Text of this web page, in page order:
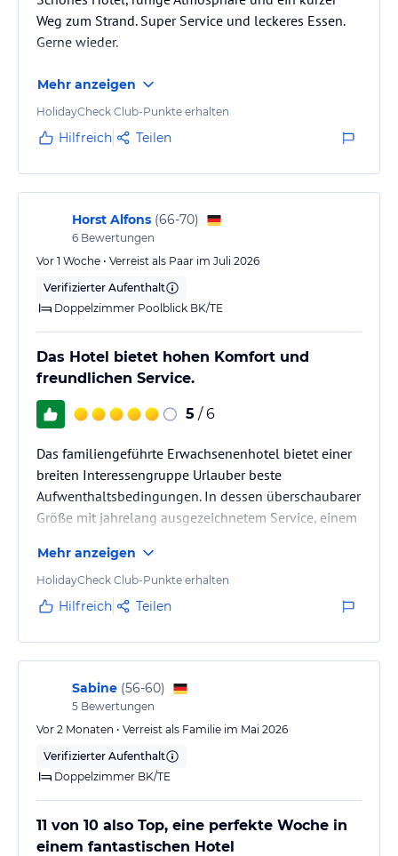
individuellen Buchung an. Buchen Sie beispielsweise das
Romantik-Paket und freuen Sie sich auf ein Arrangement aus
Rosenblättern, Wein und Schokolade in Ihrem Hotelzimmer für
gehören außerdem ein Fahrradverleih und eine Autovermietung,
sodass Sie die Umgebung auf eigene Faust erkunden können.
Hinweis: Allgemeine und unverbindliche
ohne Gewähr und ohne Prüfung durch HolidayCheck. Bitte
lies vor der Buchung die verbindlichen Angebotsdetailsdes
jeweiligen Veranstalters.
Weg zum Strand. Super Service und leckeres Essen.
Gerne wieder.
Mehr anzeigen
HolidayCheck Club-Punkte erhalten
Hilfreich Teilen
Horst Alfons (66-70)
6 Bewertungen
Vor 1 Woche • Verreist als Paar im Juli 2026
Verifizierter Aufenthalt
Doppelzimmer Poolblick BK/TE
Das Hotel bietet hohen Komfort und
freundlichen Service.
5 / 6
Das familiengeführte Erwachsenenhotel bietet einer
breiten Interessengruppe Urlauber beste
Aufwenthaltsbedingungen. In dessen überschaubarer
Größe mit jahrelang ausgezeichnetem Service, einem
Sportangeboten, 2 Pools, jeweils mit Balinesischen
Betten, gepflegten Zimmern mit funktionalen
Einrichtungen, angenehmste
Etwas negativ, das Gastroangebot eines Pools
(KIMERA KLUB) mit täglicher DJ-Unterhaltung wird ab
2027 nicht mehr wie bisher im Hotelangebot…
Mehr anzeigen
HolidayCheck Club-Punkte erhalten
Hilfreich Teilen
Sabine (56-60)
5 Bewertungen
Vor 2 Monaten • Verreist als Familie im Mai 2026
Verifizierter Aufenthalt
Doppelzimmer BK/TE
11 von 10 also Top, eine perfekte Woche in
einem fantastischen Hotel